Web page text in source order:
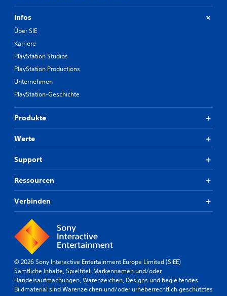
Infos
Über SIE
Karriere
PlayStation Studios
PlayStation Productions
Unternehmen
PlayStation-Geschichte
Produkte
Werte
Support
Ressourcen
Verbinden
© 2026 Sony Interactive Entertainment Europe Limited (SIEE)
Sämtliche Inhalte, Spieltitel, Markennamen und/oder
Handelsaufmachungen, Warenzeichen, Designs und begleitendes
Bildmaterial sind Warenzeichen und/oder urheberrechtlich geschütztes